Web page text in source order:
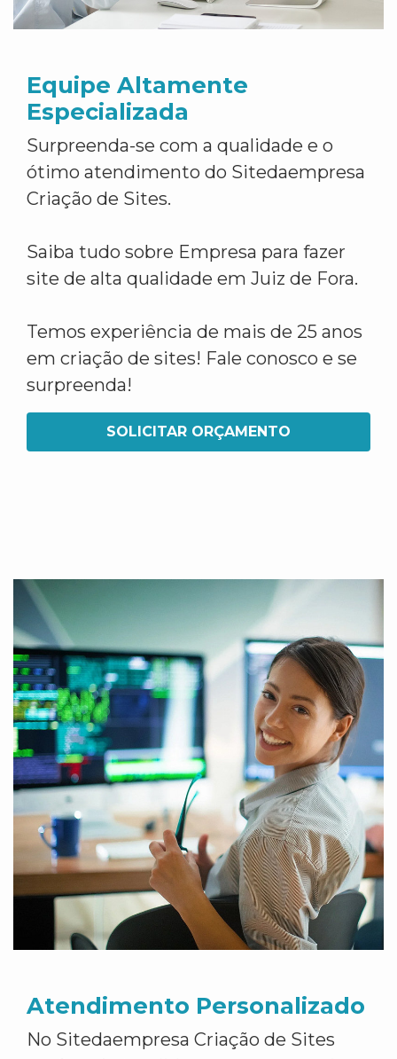
Equipe Altamente
Especializada
Surpreenda-se com a qualidade e o
ótimo atendimento do Sitedaempresa
Criação de Sites.
Saiba tudo sobre Empresa para fazer
site de alta qualidade em Juiz de Fora.
Temos experiência de mais de 25 anos
em criação de sites! Fale conosco e se
surpreenda!
SOLICITAR ORÇAMENTO
Atendimento Personalizado
No Sitedaempresa Criação de Sites